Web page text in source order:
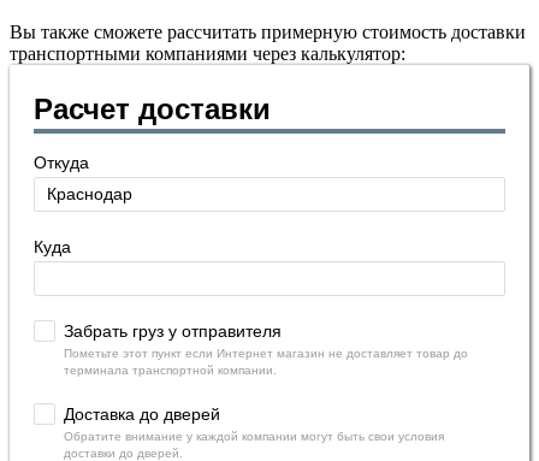
Вы также сможете рассчитать примерную стоимость доставки
транспортными компаниями через калькулятор:
Расчет доставки
Откуда
Куда
Забрать груз у отправителя
Пометьте этот пункт если Интернет магазин не доставляет товар до
терминала транспортной компании.
Доставка до дверей
Обратите внимание у каждой компании могут быть свои условия
доставки до дверей.